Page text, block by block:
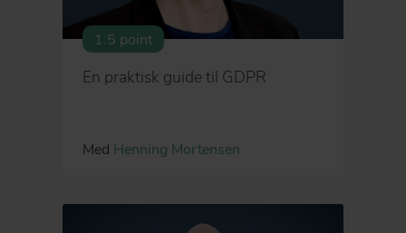
1.5 point
En praktisk guide til GDPR
Med Henning Mortensen